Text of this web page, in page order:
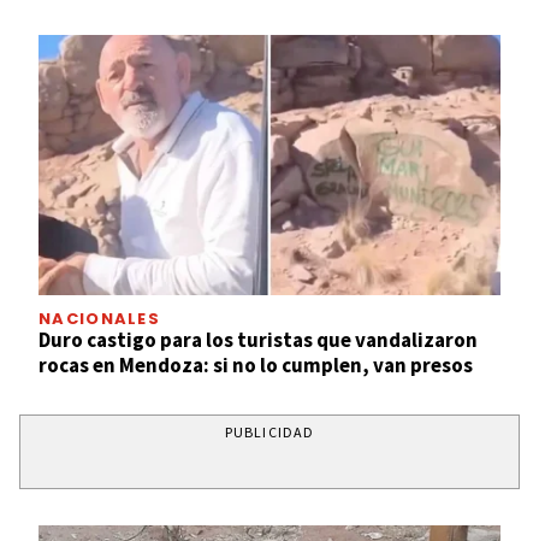
NACIONALES
Duro castigo para los turistas que vandalizaron
rocas en Mendoza: si no lo cumplen, van presos
PUBLICIDAD